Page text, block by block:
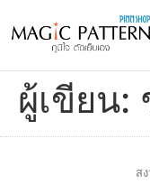
ผู้เขียน:
ส